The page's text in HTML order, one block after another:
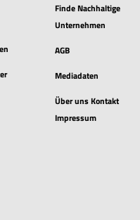
Finde Nachhaltige
Unternehmen
AGB
Mediadaten
Über uns Kontakt
Impressum